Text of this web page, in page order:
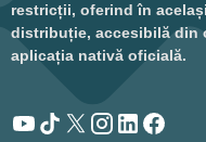
restricții, oferind în
distribuție, accesibilă din
aplicația nativă oficială.